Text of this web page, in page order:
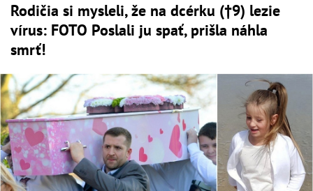
Rodičia si mysleli, že na dcérku (†9) lezie
vírus: FOTO Poslali ju spať, prišla náhla
smrť!